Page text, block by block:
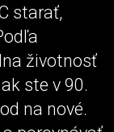
starať,
životnosť
ste v 90.
na nové.